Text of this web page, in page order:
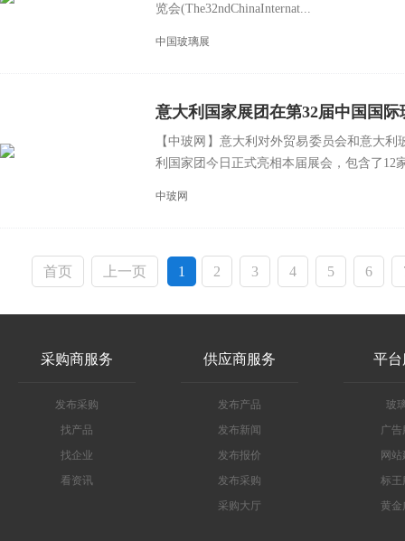
览会(The32ndChinaInternat...
中国玻璃展
意大利国家展团在第32届中国国
【中玻网】意大利对外贸易委员会和意大
利国家团今日正式亮相本届展会，包含了12
中玻网
首页 上一页 1 2 3 4 5 6
采购商服务
发布采购
找产品
找企业
看资讯
供应商服务
发布产品
发布新闻
发布报价
发布采购
采购大厅
平
玻
广告
网
标王
黄金